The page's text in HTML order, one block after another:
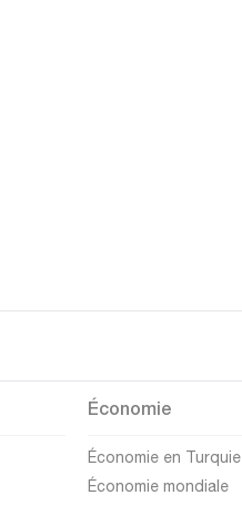
Économie
Économie en Turquie
Économie mondiale